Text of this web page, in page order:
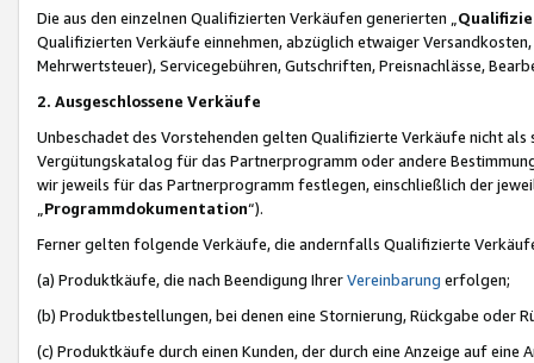
Die aus den einzelnen Qualifizierten Verkäufen generierten „
Qualifizierten Verkäufe einnehmen, abzüglich etwaiger
Mehrwertsteuer), Servicegebühren, Gutschriften, Preisnachlässe,
2. Ausgeschlossene Verkäufe
Unbeschadet des Vorstehenden gelten Qualifizierte Verkäufe nicht
Vergütungskatalog für das Partnerprogramm oder andere
wir jeweils für das Partnerprogramm festlegen, einschließlich der
Programmdokumentation“).
Ferner gelten folgende Verkäufe, die andernfalls Qualifizierte
(a) Produktkäufe, die nach Beendigung IhrerVereinbarung erfolgen;
(b) Produktbestellungen, bei denen eine Stornierung, Rückgabe oder
(c) Produktkäufe durch einen Kunden, der durch eine Anzeige auf